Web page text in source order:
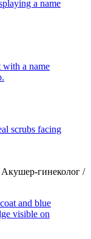
гинеколог /